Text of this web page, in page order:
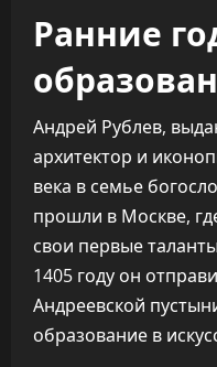
Ранние
Андрей Рублев,
архитектор и
века в семье
прошли в Москве,
свои первые
1405 году он
Андреевской
образование в